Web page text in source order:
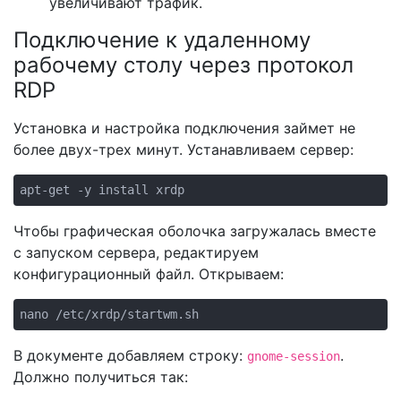
Подключение к удаленному
рабочему столу через протокол
RDP
Установка и настройка подключения займет не
более двух-трех минут. Устанавливаем сервер:
apt-get -y install xrdp
Чтобы графическая оболочка загружалась вместе
с запуском сервера, редактируем
конфигурационный файл. Открываем:
nano /etc/xrdp/startwm.sh
В документе добавляем строку: gnome-session.
Должно получиться так: